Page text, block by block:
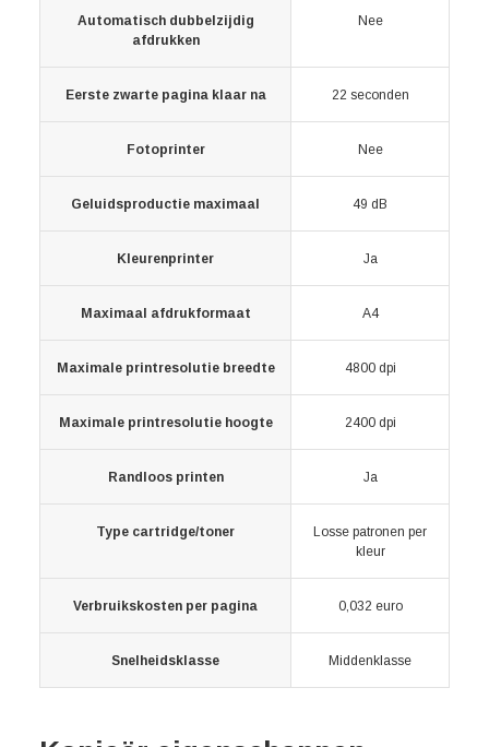
Automatisch dubbelzijdig
afdrukken
Nee
Eerste zwarte pagina klaar na 22 seconden
Fotoprinter Nee
Geluidsproductie maximaal 49 dB
Kleurenprinter Ja
Maximaal afdrukformaat A4
Maximale printresolutie breedte 4800 dpi
Maximale printresolutie hoogte 2400 dpi
Randloos printen Ja
Type cartridge/toner
Losse patronen per
kleur
Verbruikskosten per pagina 0,032 euro
Snelheidsklasse Middenklasse